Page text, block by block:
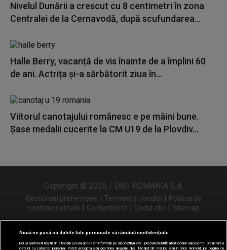
Nivelul Dunării a crescut cu 8 centimetri în zona
Centralei de la Cernavodă, după scufundarea...
Halle Berry, vacanță de vis înainte de a împlini 60
de ani. Actrița și-a sărbătorit ziua în...
Viitorul canotajului românesc e pe mâini bune.
Șase medalii cucerite la CM U19 de la Plovdiv...
Copyright © 2026 / DIGI ROMANIA S.A.
Gestionați preferințele | Termeni și condiții | Politica de
confidențialitate | Contact/Info | Codul etic | Sitemap
Urmărește-ne și pe
Nouă ne pasă ca datele tale personale să rămână confidențiale
Noi și partenerii noștri31 stocăm și/sau accesăm informații pe dispozitivul dvs., precum identificatorii cookie unici pentru prelucrarea
datelor cu caracter personal. Puteți accepta sau gestiona alegerile dvs. făcând clic mai jos sau în orice moment, pe pagina cu